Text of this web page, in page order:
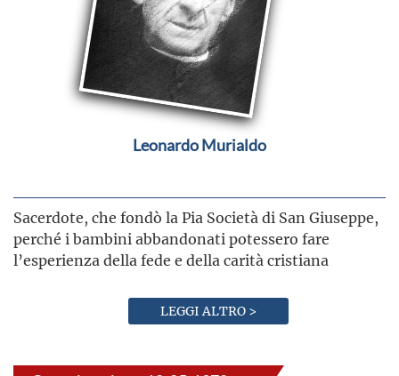
Leonardo Murialdo
Sacerdote, che fondò la Pia Società di San Giuseppe,
perché i bambini abbandonati potessero fare
l’esperienza della fede e della carità cristiana
LEGGI ALTRO >